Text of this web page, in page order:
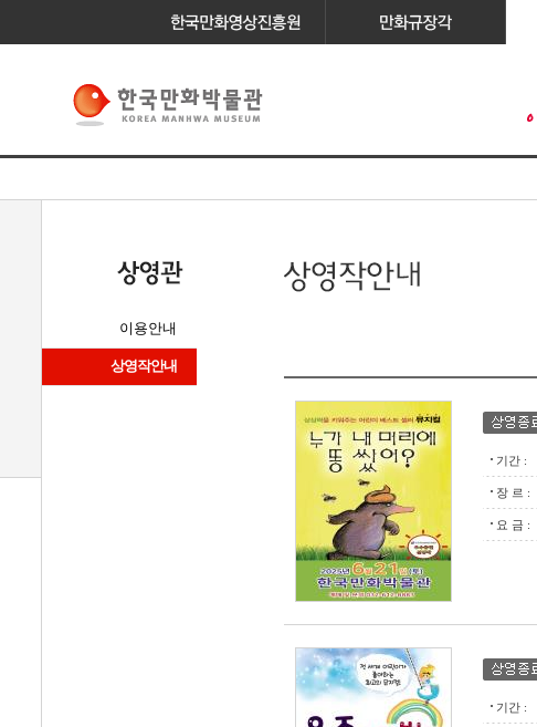
이용안내
상영작안내
기간 :
장 르 :
요 금 :
기간 :